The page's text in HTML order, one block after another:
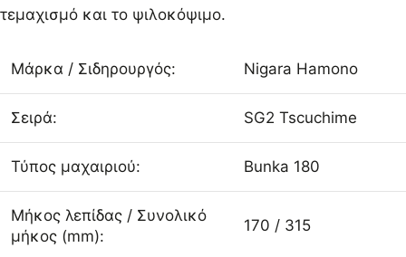
τεμαχισμό και το ψιλοκόψιμο.
Μάρκα / Σιδηρουργός: Nigara Hamono
Σειρά: SG2 Tscuchime
Τύπος μαχαιριού: Bunka 180
Μήκος λεπίδας / Συνολικό
μήκος (mm):
170 / 315